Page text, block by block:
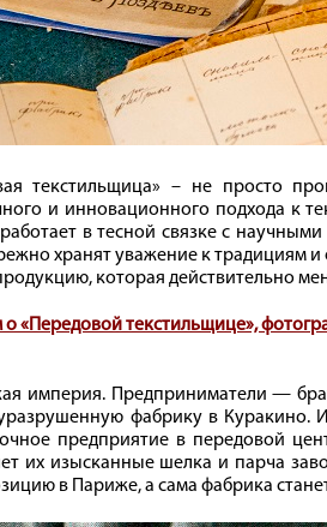
текстильщица» – не просто
и инновационного подхода к
в тесной связке с
хранят уважение к традициям
которая действительно
«Передовой текстильщице»,
империя. Предприниматели —
фабрику в Куракино.
предприятие в передовой
их изысканные шелка и парча
в Париже, а сама фабрика